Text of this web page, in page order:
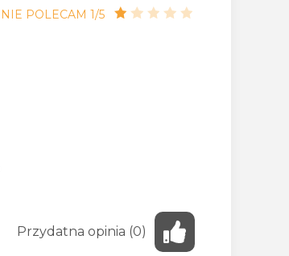
NIE POLECAM 1/5
Przydatna opinia (0)